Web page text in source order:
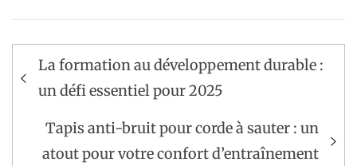
Navigation
de
La formation au développement durable :
un défi essentiel pour 2025
Tapis anti-bruit pour corde à sauter : un
atout pour votre confort d’entraînement